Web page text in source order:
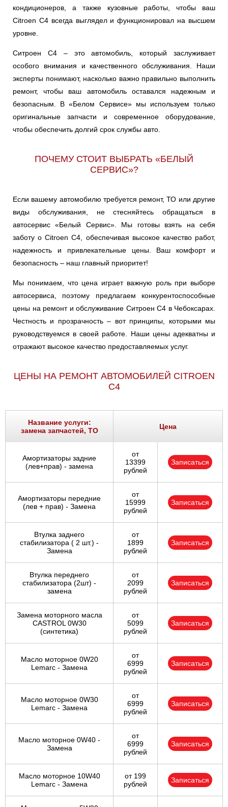
кондиционеров, а также кузовные работы, чтобы ваш
Citroen C4 всегда выглядел и функционировал на высшем
уровне.
Ситроен С4 – это автомобиль, который заслуживает
особого внимания и качественного обслуживания. Наши
эксперты понимают, насколько важно правильно выполнить
ремонт, чтобы ваш автомобиль оставался надежным и
безопасным. В «Белом Сервисе» мы используем только
оригинальные запчасти и современное оборудование,
чтобы обеспечить долгий срок службы авто.
ПОЧЕМУ СТОИТ ВЫБРАТЬ «БЕЛЫЙ
СЕРВИС»?
Если вашему автомобилю требуется ремонт, ТО или другие
виды обслуживания, не стесняйтесь обращаться в
автосервис «Белый Сервис». Мы готовы взять на себя
заботу о Citroen C4, обеспечивая высокое качество работ,
надежность и привлекательные цены. Ваш комфорт и
безопасность – наш главный приоритет!
Мы понимаем, что цена играет важную роль при выборе
автосервиса, поэтому предлагаем конкурентоспособные
цены на ремонт и обслуживание Ситроен С4 в Чебоксарах.
Честность и прозрачность – вот принципы, которыми мы
руководствуемся в своей работе. Наши цены адекватны и
отражают высокое качество предоставляемых услуг.
ЦЕНЫ НА РЕМОНТ АВТОМОБИЛЕЙ CITROEN
C4
Название услуги:
замена запчастей, ТО
Цена
Амортизаторы задние
(лев+прав) - замена
от
13399
рублей
Записаться
Амортизаторы передние
(лев + прав) - Замена
от
15999
рублей
Записаться
Втулка заднего
стабилизатора ( 2 шт.) -
Замена
от
1899
рублей
Записаться
Втулка переднего
стабилизатора (2шт) -
замена
от
2099
рублей
Записаться
Замена моторного масла
CASTROL 0W30
(синтетика)
от
5099
рублей
Записаться
Масло моторное 0W20
Lemarc - Замена
от
6999
рублей
Записаться
Масло моторное 0W30
Lemarc - Замена
от
6999
рублей
Записаться
Масло моторное 0W40 -
Замена
от
6999
рублей
Записаться
Масло моторное 10W40
Lemarc - Замена
от 199
рублей
Записаться